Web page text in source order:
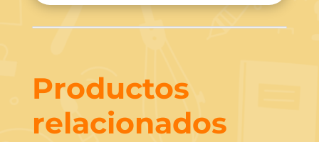
Productos
relacionados